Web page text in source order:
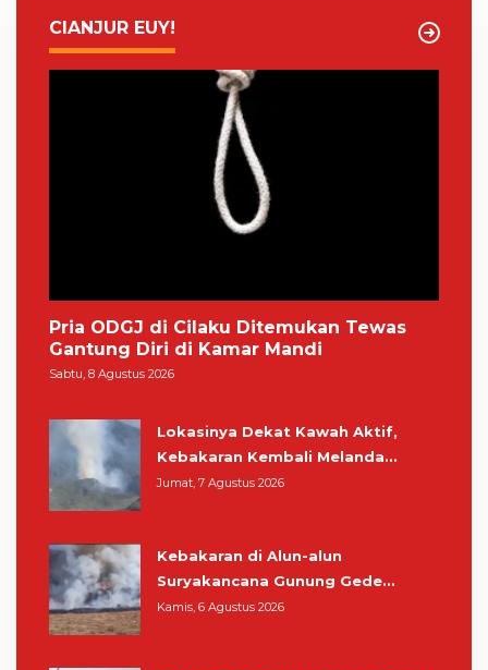
CIANJUR EUY!
Pria ODGJ di Cilaku Ditemukan Tewas
Gantung Diri di Kamar Mandi
Sabtu, 8 Agustus 2026
Lokasinya Dekat Kawah Aktif,
Kebakaran Kembali Melanda
Kawasan Gunung Gede Pangrango
Jumat, 7 Agustus 2026
Kebakaran di Alun-alun
Suryakancana Gunung Gede
Pangrango, Relawan dan Warga
Kamis, 6 Agustus 2026